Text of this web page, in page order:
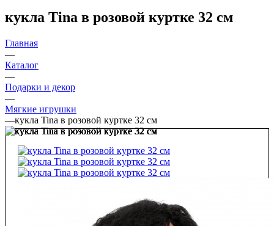
кукла Tina в розовой куртке 32 см
Главная
—
Каталог
—
Подарки и декор
—
Мягкие игрушки
—кукла Tina в розовой куртке 32 см